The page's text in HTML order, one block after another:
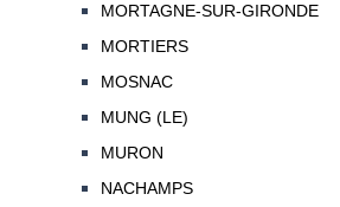
MORTAGNE-SUR-GIRONDE
MORTIERS
MOSNAC
MUNG (LE)
MURON
NACHAMPS